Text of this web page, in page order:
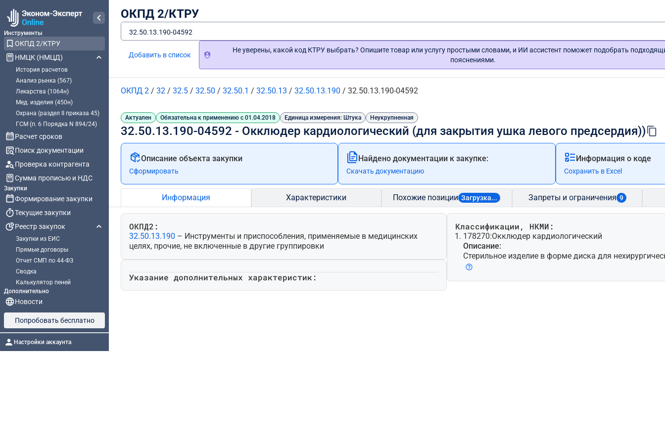
Инструменты
ОКПД 2/КТРУ
НМЦК (НМЦД)
История расчетов
Анализ рынка (567)
Лекарства (1064н)
Мед. изделия (450н)
Охрана (раздел II приказа 45)
ГСМ (п. 6 Порядка N 894/24)
Расчет сроков
Поиск документации
Проверка контрагента
Сумма прописью и НДС
Закупки
Формирование закупки
Текущие закупки
Реестр закупок
Закупки из ЕИС
Прямые договоры
Отчет СМП по 44-ФЗ
Сводка
Калькулятор пеней
Дополнительно
Новости
Попробовать бесплатно
Настройки аккаунта
ОКПД 2/КТРУ
32.50.13.190-04592
Добавить в список
Не уверены, какой код КТРУ выбрать? Опишите товар или услугу простыми словами, и ИИ ассистент поможет подобрать
пояснениями.
ОКПД 2 / 32 / 32.5 / 32.50 / 32.50.1 / 32.50.13 / 32.50.13.190 / 32.50.13.190-04592
Актуален Обязательна к применению с 01.04.2018 Единица измерения: Штука Неукрупненная
32.50.13.190-04592 - Окклюдер кардиологический (для закрытия ушка левого предсердия))
Описание объекта закупки
Сформировать
Найдено документации к закупке:
Скачать документацию
Информация о коде
Сохранить в Excel
Информация Характеристики Похожие позиции Загрузка... Запреты и ограничения 9
ОКПД2:
32.50.13.190 – Инструменты и приспособления, применяемые в медицинских
целях, прочие, не включенные в другие группировки
Указание дополнительных характеристик:
Классификации, НКМИ:
178270:Окклюдер кардиологический
Описание:
Стерильное изделие в форме диска для
ктов сердца. Изделие, как правило,